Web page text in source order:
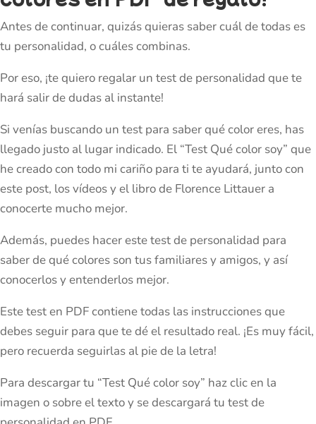
Antes de continuar, quizás quieras saber cuál de todas es
tu personalidad, o cuáles combinas.
Por eso, ¡te quiero regalar un test de personalidad que te
hará salir de dudas al instante!
Si venías buscando un test para saber qué color eres, has
llegado justo al lugar indicado. El “Test Qué color soy” que
he creado con todo mi cariño para ti te ayudará, junto con
este post, los vídeos y el libro de Florence Littauer a
conocerte mucho mejor.
Además, puedes hacer este test de personalidad para
saber de qué colores son tus familiares y amigos, y así
conocerlos y entenderlos mejor.
Este test en PDF contiene todas las instrucciones que
debes seguir para que te dé el resultado real. ¡Es muy fácil,
pero recuerda seguirlas al pie de la letra!
Para descargar tu “Test Qué color soy” haz clic en la
imagen o sobre el texto y se descargará tu test de